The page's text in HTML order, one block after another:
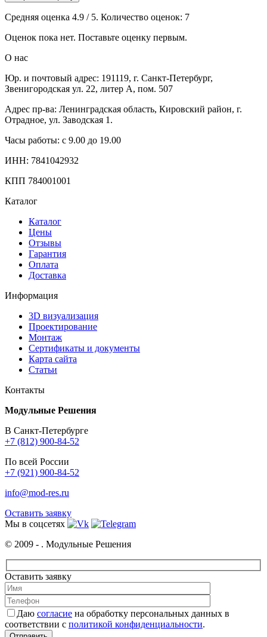
Средняя оценка 4.9 / 5. Количество оценок: 7
Оценок пока нет. Поставьте оценку первым.
О нас
Юр. и почтовый адрес: 191119, г. Санкт-Петербург,
Звенигородская ул. 22, литер А, пом. 507
Адрес пр-ва: Ленинградская область, Кировский район, г.
Отрадное, ул. Заводская 1.
Часы работы: с 9.00 до 19.00
ИНН: 7841042932
КПП 784001001
Каталог
Каталог
Цены
Отзывы
Гарантия
Оплата
Доставка
Информация
3D визуализация
Проектирование
Монтаж
Сертификаты и документы
Карта сайта
Статьи
Контакты
Модульные Решения
В Санкт-Петербурге
+7 (812) 900-84-52
По всей России
+7 (921) 900-84-52
info@mod-res.ru
Оставить заявку
Мы в соцсетях
© 2009 - . Модульные Решения
Оставить заявку
Даю согласие на обработку персональных данных в
соответствии с политикой конфиденциальности.